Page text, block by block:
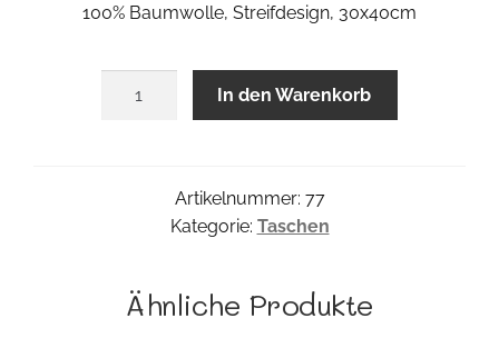
100% Baumwolle, Streifdesign, 30x40cm
L/Streifsackerl
In den Warenkorb
Artikelnummer: 77
Kategorie: Taschen
Ähnliche Produkte